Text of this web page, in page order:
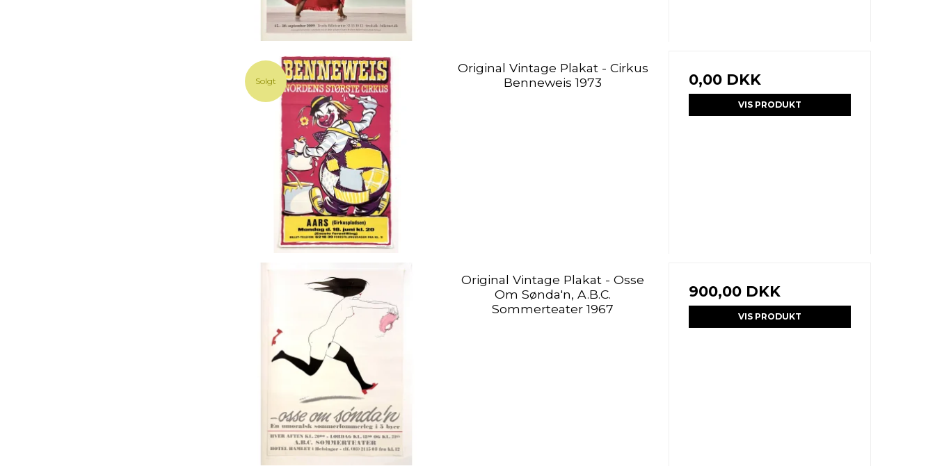
Solgt
Original Vintage Plakat - Cirkus
Benneweis 1973
0,00 DKK
VIS PRODUKT
Original Vintage Plakat - Osse
Om Sønda'n, A.B.C.
Sommerteater 1967
900,00 DKK
VIS PRODUKT